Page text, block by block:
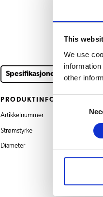
This
We use
other
Consent
Spesifikasjoner
PRODUKTINFORMASJON
Artikkelnummer
Strømstyrke
Diameter